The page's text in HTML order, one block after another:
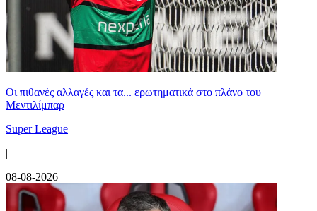
Οι πιθανές αλλαγές και τα... ερωτηματικά στο πλάνο του
Μεντιλίμπαρ
Super League
|
08-08-2026